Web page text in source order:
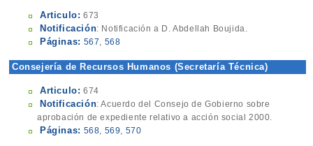
Articulo: 673
Notificación: Notificación a D. Abdellah Boujida.
Páginas: 567, 568
Consejería de Recursos Humanos (Secretaría Técnica)
Articulo: 674
Notificación: Acuerdo del Consejo de Gobierno sobre
aprobación de expediente relativo a acción social 2000.
Páginas: 568, 569, 570